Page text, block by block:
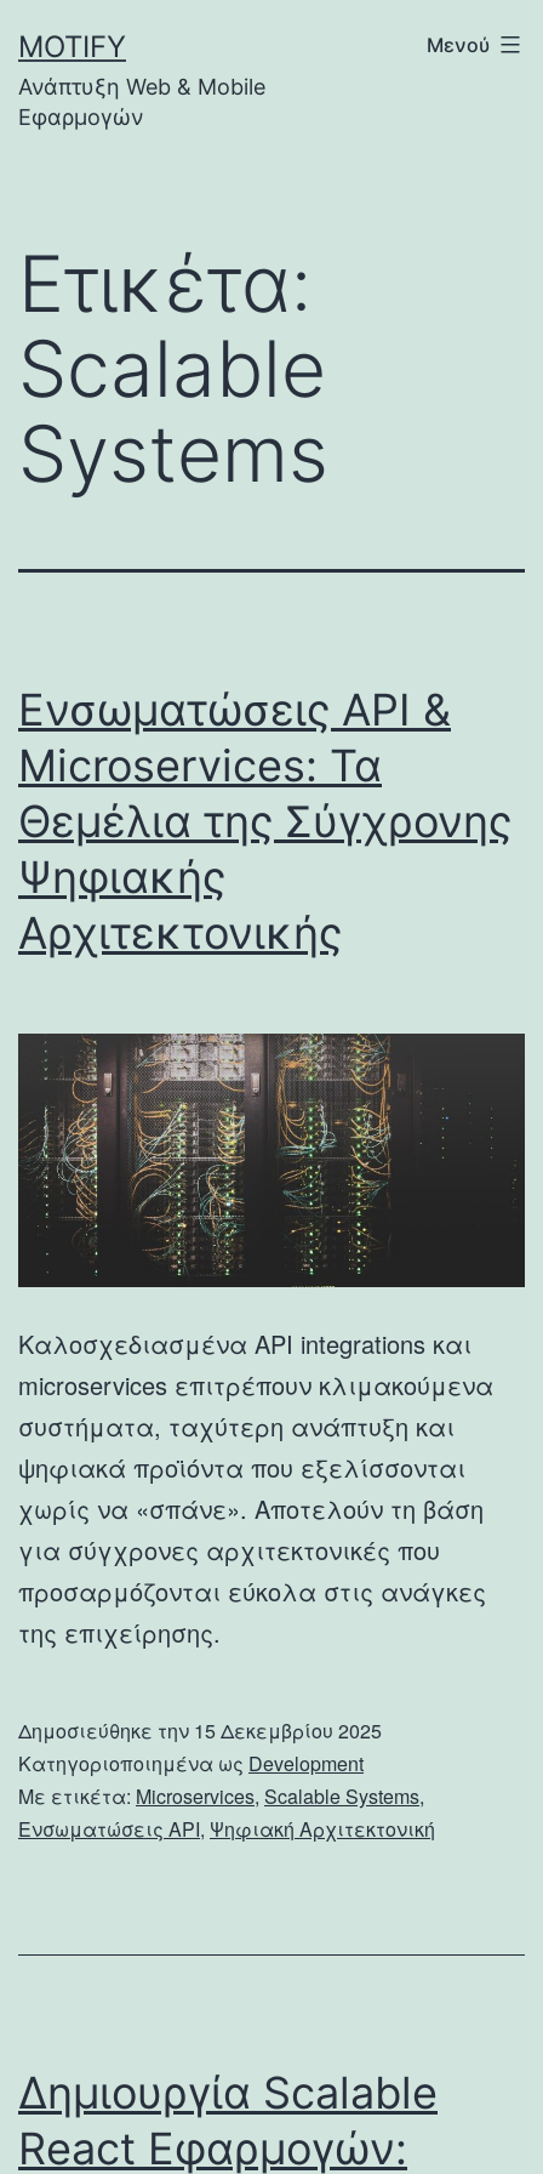
σε
περιεχόμενο
MOTIFY
Ανάπτυξη Web & Mobile
Εφαρμογών
Μενού
Ετικέτα:
Scalable
Systems
Ενσωματώσεις API &
Microservices: Τα
Θεμέλια της Σύγχρονης
Ψηφιακής
Αρχιτεκτονικής
Καλοσχεδιασμένα API integrations και
microservices επιτρέπουν κλιμακούμενα
συστήματα, ταχύτερη ανάπτυξη και
ψηφιακά προϊόντα που εξελίσσονται
χωρίς να «σπάνε». Αποτελούν τη βάση
για σύγχρονες αρχιτεκτονικές που
προσαρμόζονται εύκολα στις ανάγκες
της επιχείρησης.
Δημοσιεύθηκε την 15 Δεκεμβρίου 2025
Κατηγοριοποιημένα ως Development
Με ετικέτα: Microservices, Scalable Systems,
Ενσωματώσεις API, Ψηφιακή Αρχιτεκτονική
Δημιουργία Scalable
React Εφαρμογών: